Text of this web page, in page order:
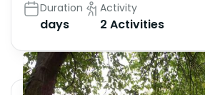
Duration
days
Activity
2 Activities